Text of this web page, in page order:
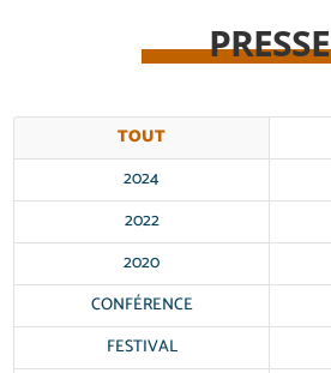
PRESSE
TOUT
2024
2022
2020
CONFÉRENCE
FESTIVAL